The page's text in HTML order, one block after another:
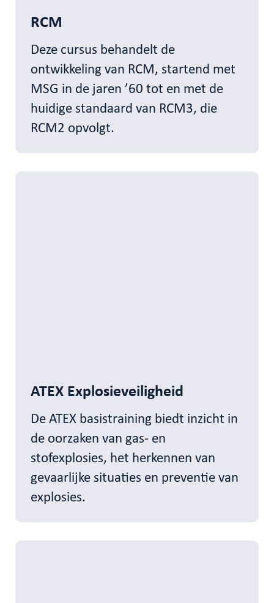
RCM
Deze cursus behandelt de
ontwikkeling van RCM, startend met
MSG in de jaren ’60 tot en met de
huidige standaard van RCM3, die
RCM2 opvolgt.
ATEX Explosieveiligheid
De ATEX basistraining biedt inzicht in
de oorzaken van gas- en
stofexplosies, het herkennen van
gevaarlijke situaties en preventie van
explosies.